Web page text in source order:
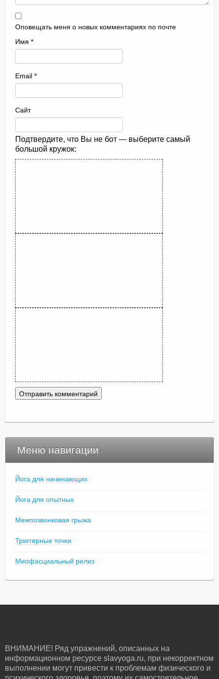
Оповещать меня о новых комментариях по почте
Имя *
Email *
Сайт
Подтвердите, что Вы не бот — выберите самый
большой кружок:
Меню навигации
Йога для начинающих
Йога для опытных
Межпозвонковая грыжа
Триггерные точки
Миофасциальный релиз
ВНИМАНИЕ! Ряд упражнений, описанных на
информационном ресурсе slavyoga.ru, при некорректном
выполнении могут привести к проблемам физического и